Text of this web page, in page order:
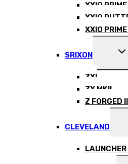
XXIO
XXIO
XXIO
SRIXON
ZXI
ZX MKII
Z FORGED II
CLEVELAND